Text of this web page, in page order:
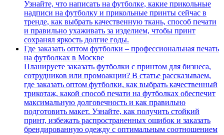
Узнайте, что написать на футболке, какие прикольные
надписи на футболку и прикольные принты сейчас в
тренде, как выбрать качественную ткань, способ печати
и правильно ухаживать за изделием, чтобы принт
сохранял яркость долгие годы.
Где заказать оптом футболки – профессиональная печать
на футболках в Москве
Планируете заказать футболки с принтом для бизнеса,
сотрудников или промоакции? В статье рассказываем,
где заказать оптом футболки, как выбрать качественный
трикотаж, какой способ печати на футболках обеспечит
максимальную долговечность и как правильно
подготовить макет. Узнайте, как получить стойкий
принт, избежать распространенных ошибок и заказать
брендированную одежду с оптимальным соотношением